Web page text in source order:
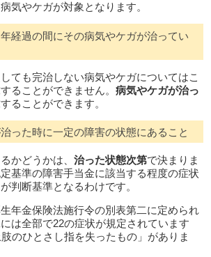
気やケガが対象となります。
経過の間にその病気やケガが治ってい
ても完治しない病気やケガについてはこ
ることができません。病気やケガが治っ
することができます。
った時に一定の障害の状態にあること
かどうかは、治った状態次第で決まりま
基準の障害手当金に該当する程度の症状
判断基準となるわけです。
年金保険法施行令の別表第二に定められ
は全部で22の症状が規定されています
のひとさし指を失ったもの」がありま